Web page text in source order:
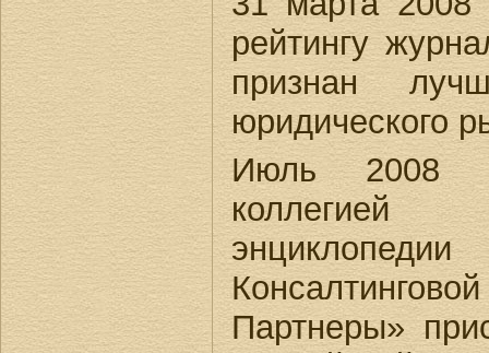
рейтингу
признан
юридического
Июль 2008
Партнеры»